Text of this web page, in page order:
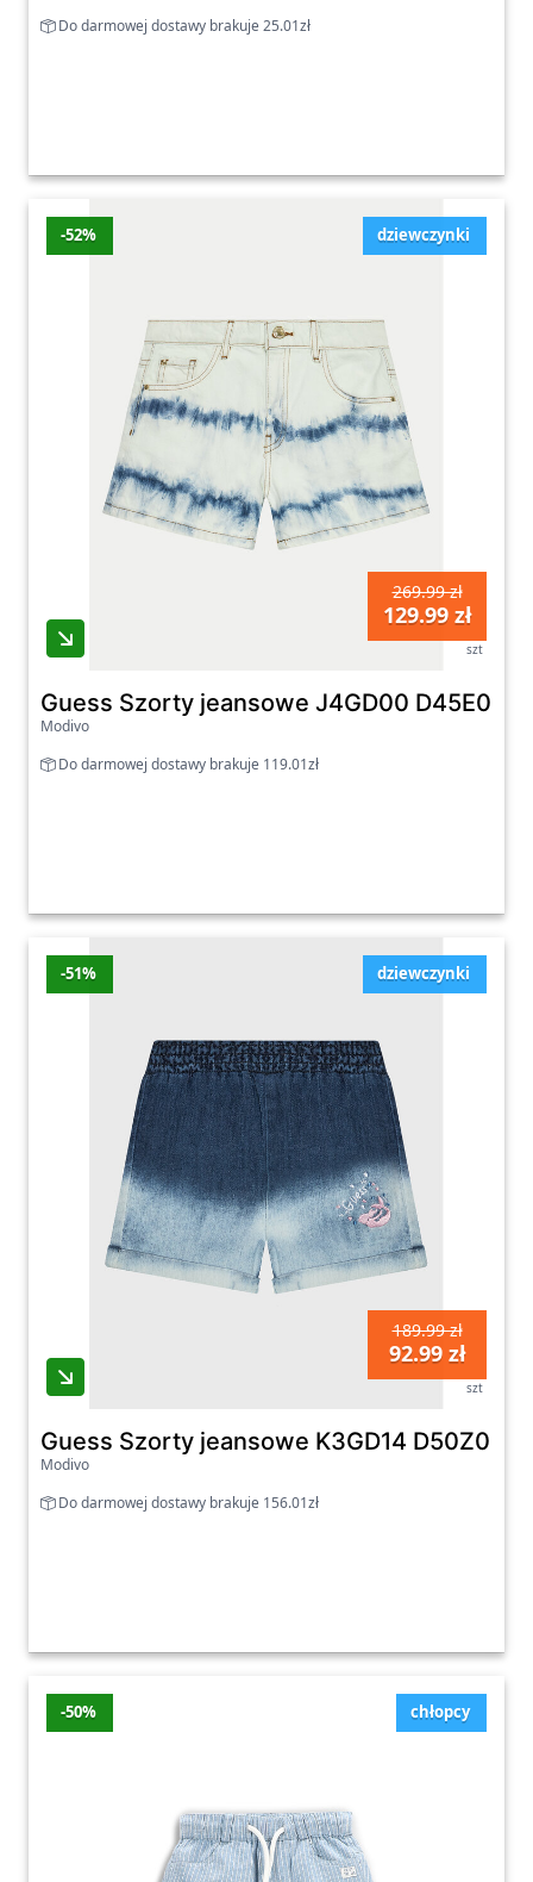
Do darmowej dostawy brakuje 25.01zł
dziewczynki
-52%
269.99 zł
129.99 zł
szt
Guess Szorty jeansowe J4GD00 D45E0
Modivo
Do darmowej dostawy brakuje 119.01zł
dziewczynki
-51%
189.99 zł
92.99 zł
szt
Guess Szorty jeansowe K3GD14 D50Z0
Modivo
Do darmowej dostawy brakuje 156.01zł
chłopcy
-50%